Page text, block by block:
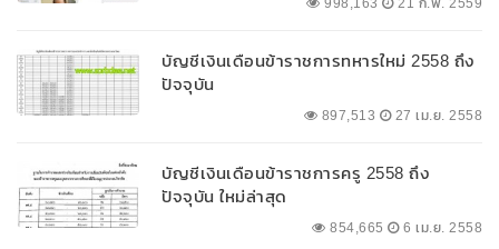
บัญชีเงินเดือนข้าราชการทหารใหม่ 2558 ถึง
ปัจจุบัน
897,513 27 เม.ย. 2558
บัญชีเงินเดือนข้าราชการครู 2558 ถึง
ปัจจุบัน ใหม่ล่าสุด
854,665 6 เม.ย. 2558